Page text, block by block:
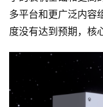
碎
念
推
&
多平台和更广泛内容
度没有达到预期，核